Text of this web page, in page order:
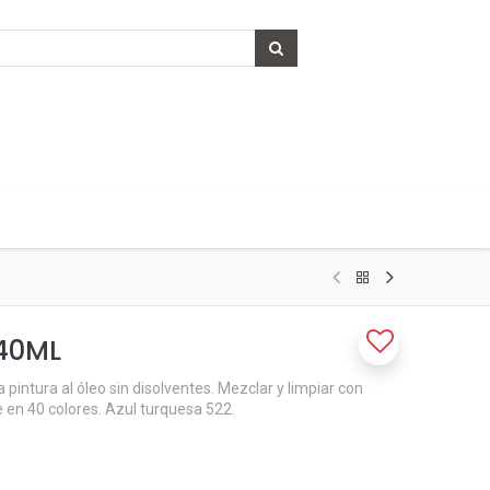
pintura al óleo sin disolventes. Mezclar y limpiar con
40 colores. Azul turquesa 522.